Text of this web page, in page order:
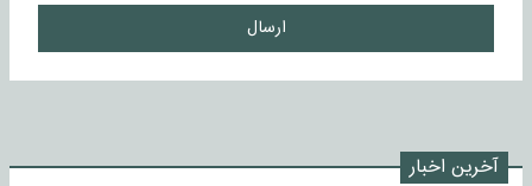
ارسال
آخرین اخبار